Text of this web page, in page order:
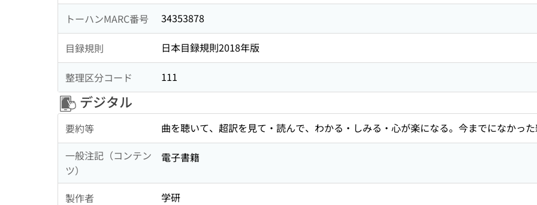
トーハンMARC番号 34353878
目録規則 日本目録規則2018年版
整理区分コード 111
デジタル
要約等
曲を聴いて、超訳を見て・読んで、わかる・しみる・心が楽になる。今までになかっ
一般注記（コンテン
ツ）
電子書籍
製作者 学研